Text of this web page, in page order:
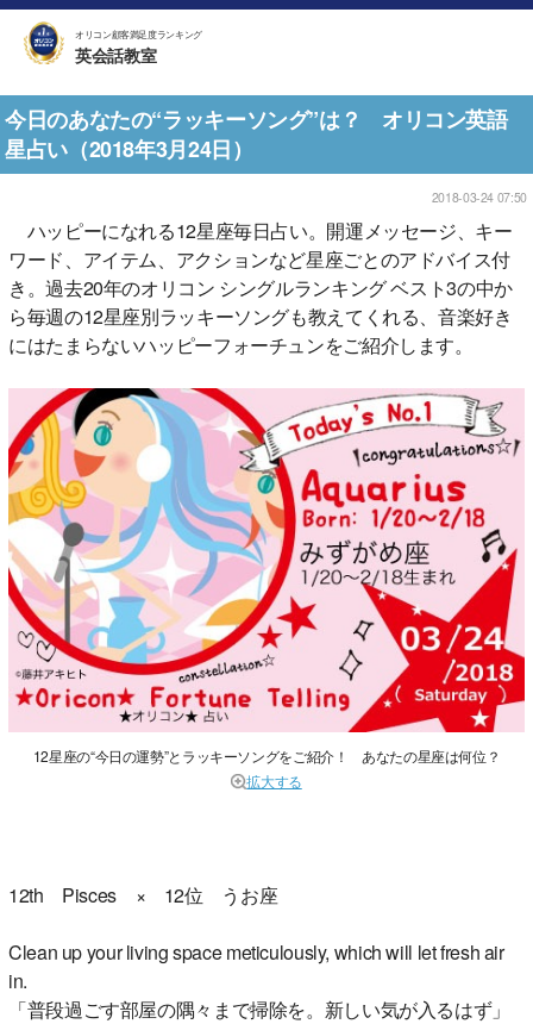
オリコン顧客満足度ランキング
英会話教室
今日のあなたの“ラッキーソング”は？ オリコン英語
星占い（2018年3月24日）
2018-03-24 07:50
ハッピーになれる12星座毎日占い。開運メッセージ、キー
ワード、アイテム、アクションなど星座ごとのアドバイス付
き。過去20年のオリコン シングルランキング ベスト3の中か
ら毎週の12星座別ラッキーソングも教えてくれる、音楽好き
にはたまらないハッピーフォーチュンをご紹介します。
12星座の“今日の運勢”とラッキーソングをご紹介！ あなたの星座は何位？
拡大する
12th Pisces × 12位 うお座
Clean up your living space meticulously, which will let fresh air
in.
「普段過ごす部屋の隅々まで掃除を。新しい気が入るはず」